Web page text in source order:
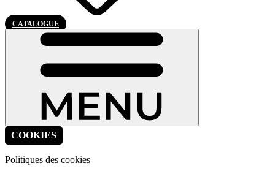
CATALOGUE
COOKIES
Politiques des cookies